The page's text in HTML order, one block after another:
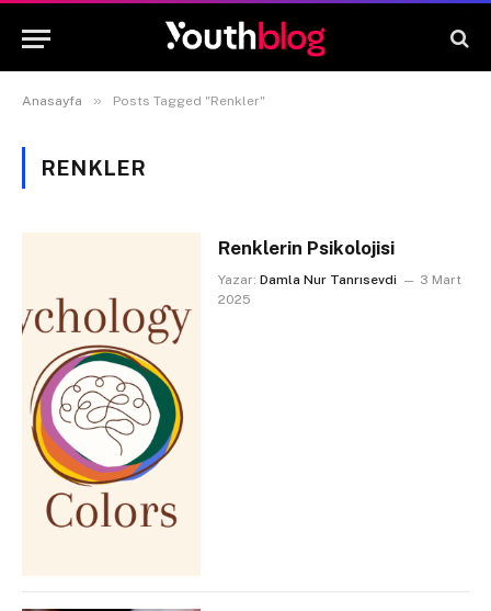
Anasayfa » Posts Tagged "Renkler"
RENKLER
Renklerin Psikolojisi
Yazar: Damla Nur Tanrısevdi
3 Mart
2025